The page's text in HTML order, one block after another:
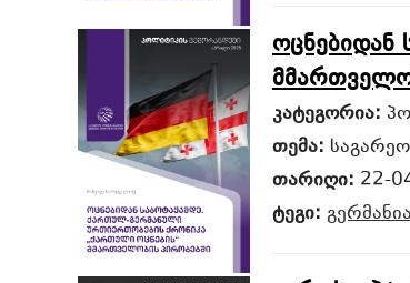
კატეგორია:
თემა:
თარიღი: 22-
ტეგი: